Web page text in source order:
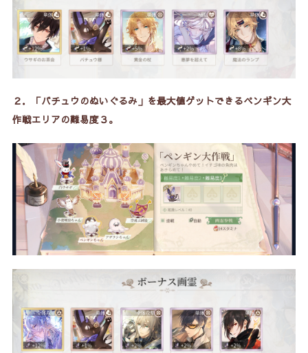
２．「バチュウのぬいぐるみ」を最大値ゲットできるペンギン大
作戦エリアの難易度３。